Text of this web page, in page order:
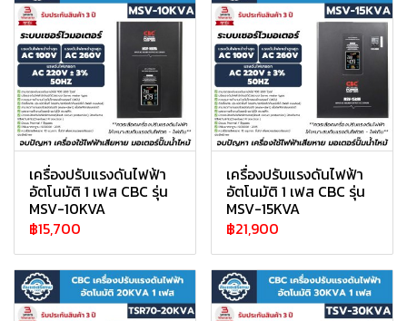
เครื่องปรับแรงดันไฟฟ้า
อัตโนมัติ 1 เฟส CBC รุ่น
MSV-10KVA
฿15,700
เครื่องปรับแรงดันไฟฟ้า
อัตโนมัติ 1 เฟส CBC รุ่น
MSV-15KVA
฿21,900